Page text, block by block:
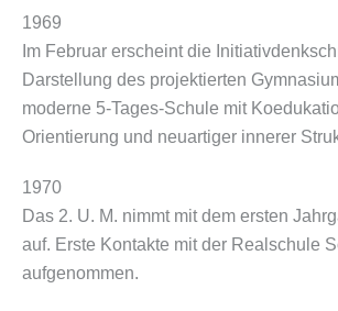
1969
Im Februar erscheint die
Darstellung des projektierten
moderne 5-Tages-Schule mit
Orientierung und neuartiger innerer
1970
Das 2. U. M. nimmt mit dem ersten
auf. Erste Kontakte mit der Realschule
aufgenommen.